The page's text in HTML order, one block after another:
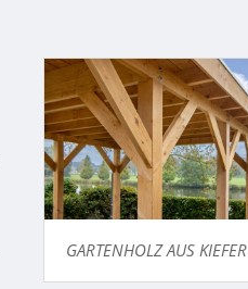
GARTENHOLZ AUS KIEFER